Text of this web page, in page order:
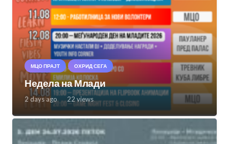
МЦО ПРАЈТ ОХРИД СЕГА
Недела на Млади
2 days ago 22views